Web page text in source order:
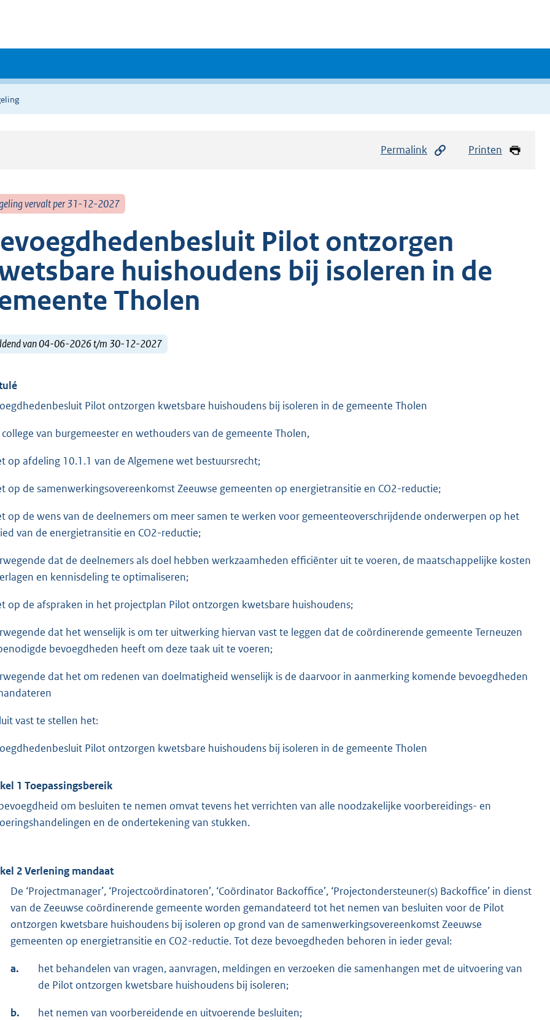
Permalink Printen
vervalt per 31-12-2027
Pilot ontzorgen
huishoudens bij isoleren in de
Tholen
van 04-06-2026 t/m 30-12-2027
Pilot ontzorgen kwetsbare huishoudens bij isoleren in de gemeente Tholen
van burgemeester en wethouders van de gemeente Tholen,
op afdeling 10.1.1 van de Algemene wet bestuursrecht;
op de samenwerkingsovereenkomst Zeeuwse gemeenten op energietransitie en CO2-reductie;
op de wens van de deelnemers om meer samen te werken voor gemeenteoverschrijdende onderwerpen op het
van de energietransitie en CO2-reductie;
dat de deelnemers als doel hebben werkzaamheden efficiënter uit te voeren, de maatschappelijke kosten
en kennisdeling te optimaliseren;
op de afspraken in het projectplan Pilot ontzorgen kwetsbare huishoudens;
dat het wenselijk is om ter uitwerking hiervan vast te leggen dat de coördinerende gemeente Terneuzen
bevoegdheden heeft om deze taak uit te voeren;
dat het om redenen van doelmatigheid wenselijk is de daarvoor in aanmerking komende bevoegdheden
vast te stellen het:
Pilot ontzorgen kwetsbare huishoudens bij isoleren in de gemeente Tholen
1 Toepassingsbereik
om besluiten te nemen omvat tevens het verrichten van alle noodzakelijke voorbereidings- en
en de ondertekening van stukken.
2 Verlening mandaat
De ‘Projectmanager’, ‘Projectcoördinatoren’, ‘Coördinator Backoffice’, ‘Projectondersteuner(s) Backoffice’ in dienst
van de Zeeuwse coördinerende gemeente worden gemandateerd tot het nemen van besluiten voor de Pilot
ontzorgen kwetsbare huishoudens bij isoleren op grond van de samenwerkingsovereenkomst Zeeuwse
gemeenten op energietransitie en CO2-reductie. Tot deze bevoegdheden behoren in ieder geval:
a.
het behandelen van vragen, aanvragen, meldingen en verzoeken die samenhangen met de uitvoering van
de Pilot ontzorgen kwetsbare huishoudens bij isoleren;
b. het nemen van voorbereidende en uitvoerende besluiten;